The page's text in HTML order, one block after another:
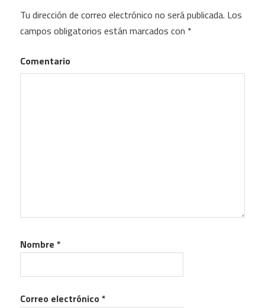
Tu dirección de correo electrónico no será publicada. Los
campos obligatorios están marcados con *
Comentario
Nombre *
Correo electrónico *